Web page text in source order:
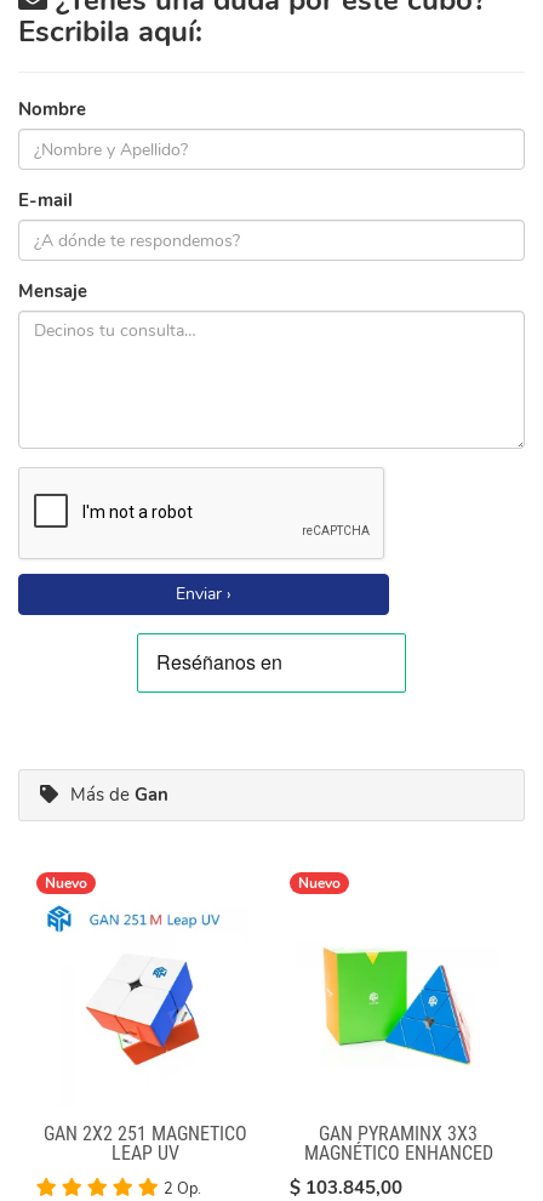
Escribila aquí:
Nombre
E-mail
Mensaje
Enviar ›
Más de Gan
Nuevo
GAN 2X2 251 MAGNÉTICO
LEAP UV
2 Op.
Nuevo
GAN PYRAMINX 3X3
MAGNÉTICO ENHANCED
$ 103.845,00